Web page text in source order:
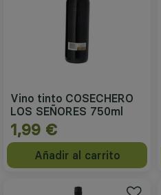
Vino tinto COSECHERO
LOS SEÑORES 750ml
1,99 €
Añadir al carrito